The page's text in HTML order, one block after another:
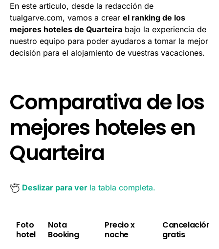
En este articulo, desde la redacción de
tualgarve.com, vamos a crear el ranking de los
mejores hoteles de Quarteira bajo la experiencia de
nuestro equipo para poder ayudaros a tomar la mejor
decisión para el alojamiento de vuestras vacaciones.
Comparativa de los
mejores hoteles en
Quarteira
Deslizar para ver la tabla completa.
Foto
hotel
Nota
Booking
Precio x
noche
Cancelación
gratis